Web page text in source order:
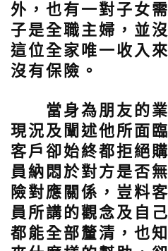
外，也有一對子女
子是全職主婦，並
這位全家唯一收入
沒有保險。
當身為朋友的業
現況及闡述他所面
客戶卻始終都拒絕
員納悶於對方是否
險對應關係，豈料
員所講的觀念及自
都能全部釐清，也